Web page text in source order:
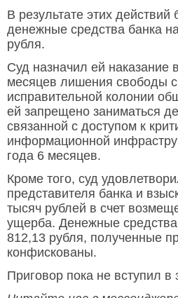
В результате этих
денежные средства банка
рубля.
Суд назначил ей наказание
месяцев лишения свободы
исправительной колонии
ей запрещено заниматься
связанной с доступом к
информационной
года 6 месяцев.
Кроме того, суд
представителя банка и
тысяч рублей в счет
ущерба. Денежные
812,13 рубля, полученные
конфискованы.
Приговор пока не вступил в